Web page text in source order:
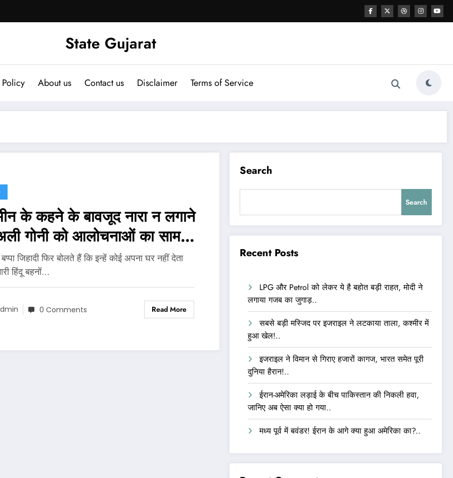
State Gujarat
About us Contact us Disclaimer Terms of Service
के कहने के बावजूद नारा न लगाने
गोनी को आलोचनाओं का सामना
पड़ा..
जिहादी फिर बोलते हैं कि इन्हें कोई अपना घर नहीं देता
हिंदू बहनों…
0 Comments Read More
Search
Search
Recent Posts
LPG और Petrol को लेकर ये है बहोत बड़ी राहत, मोदी ने
लगाया गजब का जुगाड़..
सबसे बड़ी मस्जिद पर इजराइल ने लटकाया ताला, कश्मीर में
हुआ खेल!..
इजराइल ने विमान से गिराए हजारों कागज, भारत समेत पूरी
दुनिया हैरान!..
ईरान-अमेरिका लड़ाई के बीच पाकिस्तान की निकली हवा,
जानिए अब ऐसा क्या हो गया..
मध्य पूर्व में बवंडर! ईरान के आगे क्या हुआ अमेरिका का?..